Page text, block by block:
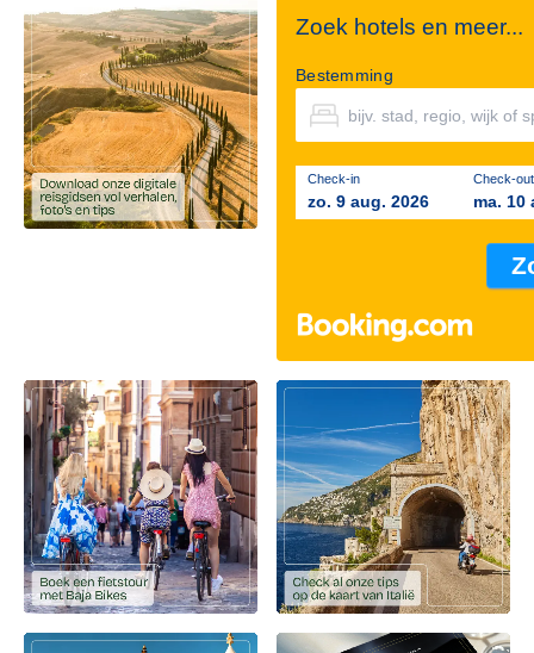
Zoek hotels en meer...
Bestemming
Check-in
zo. 9 aug. 2026
Check-out
ma. 10